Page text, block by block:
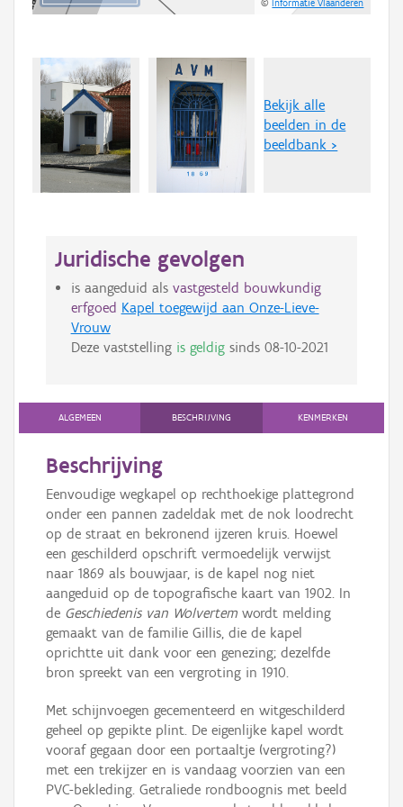
©Informatie Vlaanderen
Bekijk alle
beelden in de
beeldbank >
Juridische gevolgen
is aangeduid als vastgesteld bouwkundig
erfgoed Kapel toegewijd aan Onze-Lieve-
Vrouw
Deze vaststelling is geldigsinds 08-10-2021
ALGEMEEN BESCHRIJVING KENMERKEN
Beschrijving
Eenvoudige wegkapel op rechthoekige plattegrond
onder een pannen zadeldak met de nok loodrecht
op de straat en bekronend ijzeren kruis. Hoewel
een geschilderd opschrift vermoedelijk verwijst
naar 1869 als bouwjaar, is de kapel nog niet
aangeduid op de topografische kaart van 1902. In
de Geschiedenis van Wolvertem wordt melding
gemaakt van de familie Gillis, die de kapel
oprichtte uit dank voor een genezing; dezelfde
bron spreekt van een vergroting in 1910.
Met schijnvoegen gecementeerd en witgeschilderd
geheel op gepikte plint. De eigenlijke kapel wordt
vooraf gegaan door een portaaltje (vergroting?)
met een trekijzer en is vandaag voorzien van een
PVC-bekleding. Getraliede rondboognis met beeld